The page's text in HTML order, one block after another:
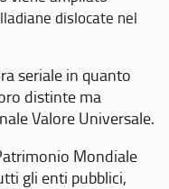
dislocate nel
seriale in quanto
distinte ma
Valore Universale.
Mondiale
gli enti pubblici,